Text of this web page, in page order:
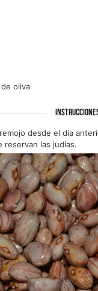
oliva
desde el día
reservan las judías.